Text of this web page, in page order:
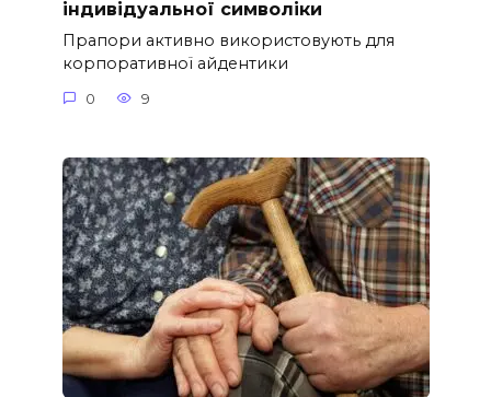
індивідуальної символіки
Прапори активно використовують для
корпоративної айдентики
0 9